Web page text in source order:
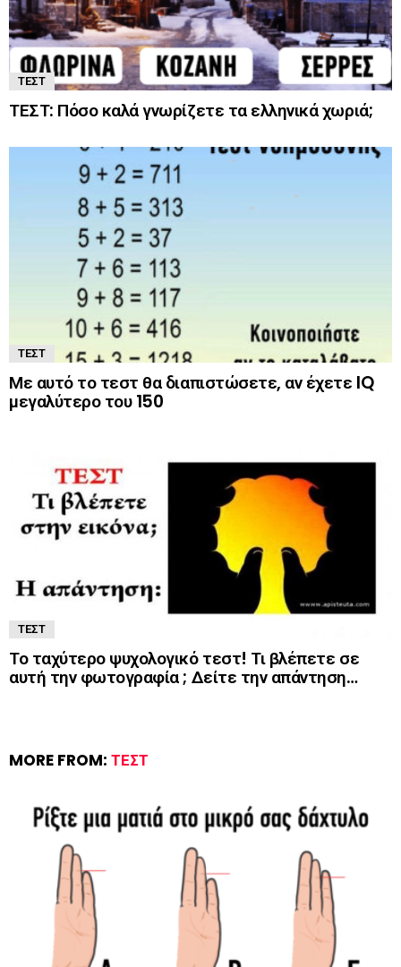
ΤΕΣΤ
ΤΕΣΤ: Πόσο καλά γνωρίζετε τα ελληνικά χωριά;
ΤΕΣΤ
Με αυτό το τεστ θα διαπιστώσετε, αν έχετε IQ
μεγαλύτερο του 150
ΤΕΣΤ
Το ταχύτερο ψυχολογικό τεστ! Τι βλέπετε σε
αυτή την φωτογραφία ; Δείτε την απάντηση…
MORE FROM: ΤΕΣΤ